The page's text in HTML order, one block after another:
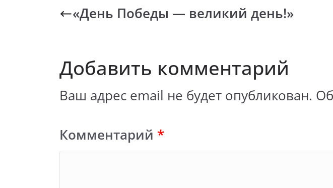
«День Победы — великий день!»
Добавить комментарий
Ваш адрес email не будет опубликован.
Комментарий *